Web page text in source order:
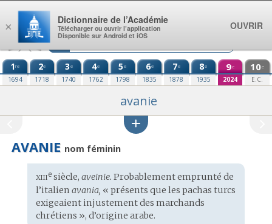
Aller au contenu
1re
1694
2e
1718
3e
1740
4e
1762
5e
1798
6e
1835
7e
1878
8e
1935
9e
2024
10e
E.C.
avanie
AVANIE nom féminin
Étymologie
:
xiiiesiècle, aveinie. Probablement emprunté de
l’italien avania, « présents que les pachas turcs
exigeaient injustement des marchands
chrétiens », d’origine arabe.
×
Dictionnaire de l’Académie
Télécharger ou ouvrir l’application
Disponible sur Android et iOS
OUVRIR